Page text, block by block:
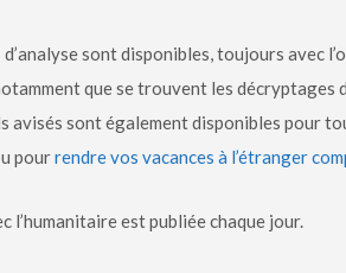
sont disponibles, toujours avec
que se trouvent les décryptages
sont également disponibles pour
pourrendre vos vacances à l’étranger
l’humanitaire est publiée chaque jour.